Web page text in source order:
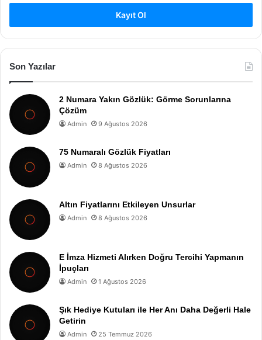
Kayıt Ol
Son Yazılar
2 Numara Yakın Gözlük: Görme Sorunlarına
Çözüm
Admin 9 Ağustos 2026
75 Numaralı Gözlük Fiyatları
Admin 8 Ağustos 2026
Altın Fiyatlarını Etkileyen Unsurlar
Admin 8 Ağustos 2026
E İmza Hizmeti Alırken Doğru Tercihi Yapmanın
İpuçları
Admin 1 Ağustos 2026
Şık Hediye Kutuları ile Her Anı Daha Değerli Hale
Getirin
Admin 25 Temmuz 2026